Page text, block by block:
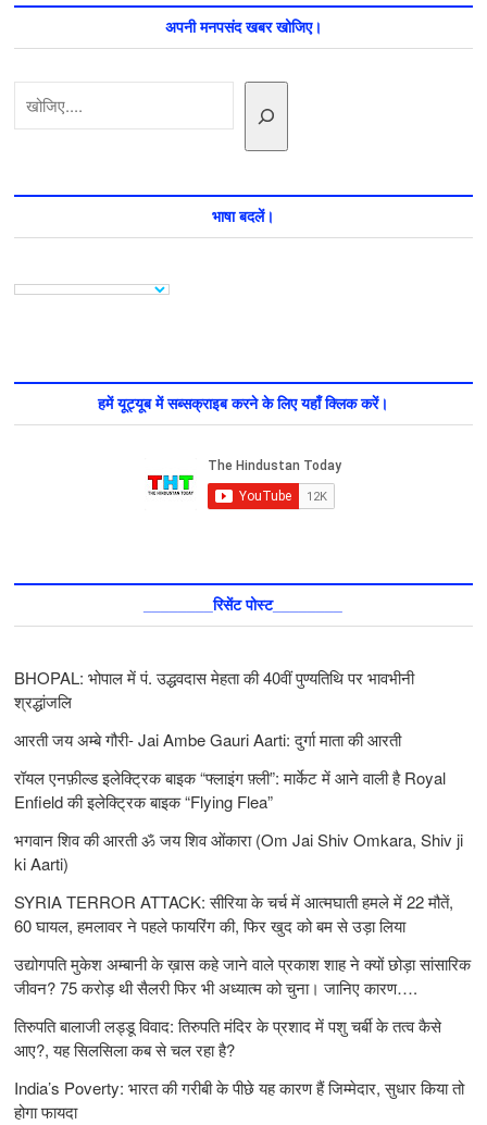
अपनी मनपसंद खबर खोजिए।
खोजें
भाषा बदलें।
हमें यूट्यूब में सब्सक्राइब करने के लिए यहाँ क्लिक करें।
________रिसेंट पोस्ट________
BHOPAL: भोपाल में पं. उद्धवदास मेहता की 40वीं पुण्यतिथि पर भावभीनी
श्रद्धांजलि
आरती जय अम्बे गौरी- Jai Ambe Gauri Aarti: दुर्गा माता की आरती
रॉयल एनफ़ील्ड इलेक्ट्रिक बाइक “फ्लाइंग फ़्ली”: मार्केट में आने वाली है Royal
Enfield की इलेक्ट्रिक बाइक “Flying Flea”
भगवान शिव की आरती ॐ जय शिव ओंकारा (Om Jai Shiv Omkara, Shiv ji
ki Aarti)
SYRIA TERROR ATTACK: सीरिया के चर्च में आत्मघाती हमले में 22 मौतें,
60 घायल, हमलावर ने पहले फायरिंग की, फिर खुद को बम से उड़ा लिया
उद्योगपति मुकेश अम्बानी के ख़ास कहे जाने वाले प्रकाश शाह ने क्यों छोड़ा सांसारिक
जीवन? 75 करोड़ थी सैलरी फिर भी अध्यात्म को चुना। जानिए कारण….
तिरुपति बालाजी लड्डू विवाद: तिरुपति मंदिर के प्रशाद में पशु चर्बी के तत्‍व कैसे
आए?, यह सिलसिला कब से चल रहा है?
India’s Poverty: भारत की गरीबी के पीछे यह कारण हैं जिम्‍मेदार, सुधार किया तो
होगा फायदा